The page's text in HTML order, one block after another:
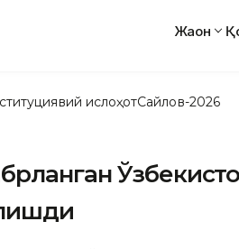
Жаҳон
ислоҳотСайлов-2026